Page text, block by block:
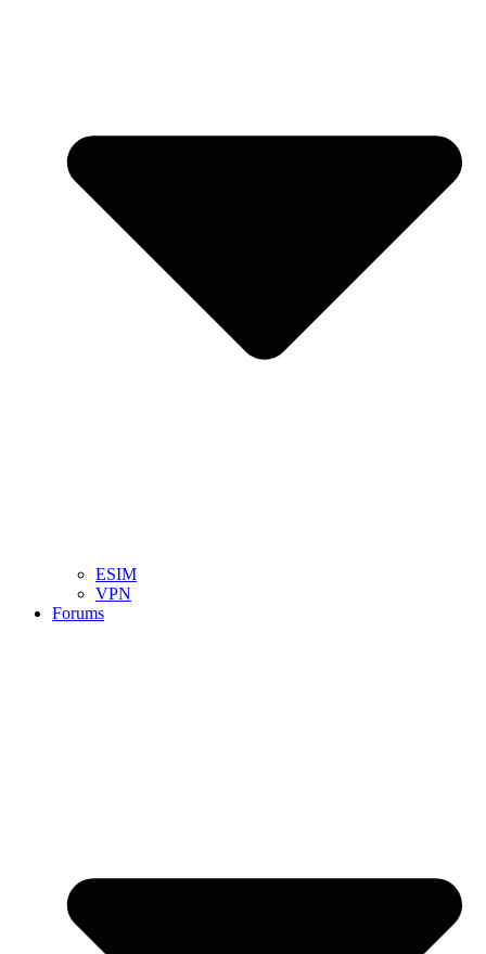
ESIM
VPN
Forums